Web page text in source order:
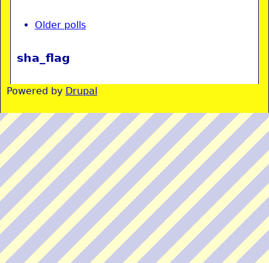
Older polls
sha_flag
Powered by Drupal